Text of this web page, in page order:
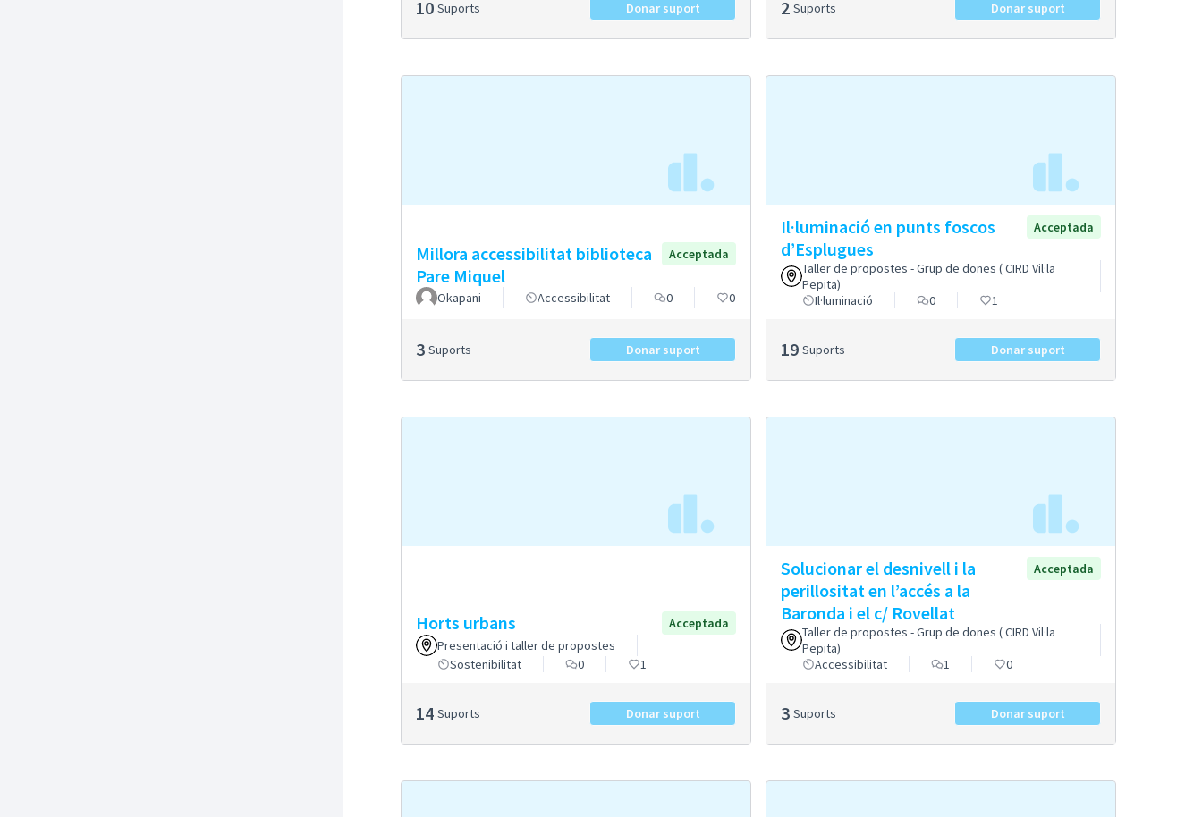
10 Suports Donar suport 2 Suports Donar suport
Millora accessibilitat biblioteca
Pare Miquel
Acceptada
Okapani Accessibilitat 0 0
3 Suports Donar suport
Il·luminació en punts foscos
d’Esplugues
Acceptada
Taller de propostes - Grup de dones ( CIRD Vil·la
Pepita)
Il·luminació
0 1
19 Suports Donar suport
Horts urbans
Acceptada
Presentació i taller de propostes
Sostenibilitat
0 1
14 Suports Donar suport
Solucionar el desnivell i la
perillositat en l’accés a la
Baronda i el c/ Rovellat
Acceptada
Taller de propostes - Grup de dones ( CIRD Vil·la
Pepita)
Accessibilitat
1 0
3 Suports Donar suport